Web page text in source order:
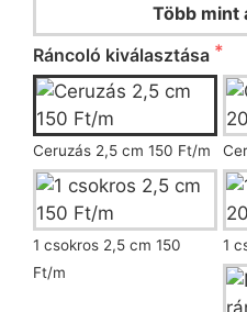
Több mint
Ráncoló kiválasztása
Ceruzás 2,5 cm 150 Ft/m
1 csokros 2,5 cm 150
Ft/m
1